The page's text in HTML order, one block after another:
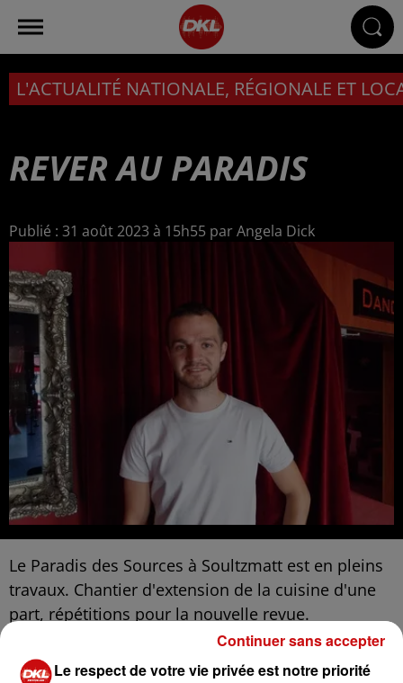
L'ACTUALITÉ NATIONALE, RÉGIONALE ET
REVER AU PARADIS
Publié : 31 août 2023 à 15h55 par Angela Dick
Le Paradis des Sources à Soultzmatt est en pleins
travaux. Chantier d'extension de la cuisine d'une
part, répétitions pour la nouvelle revue.
La saison démarre le 9 septembre sous le signe
du voyage.Le respect de votre vie privée est notre priorité
Continuer sans accepter